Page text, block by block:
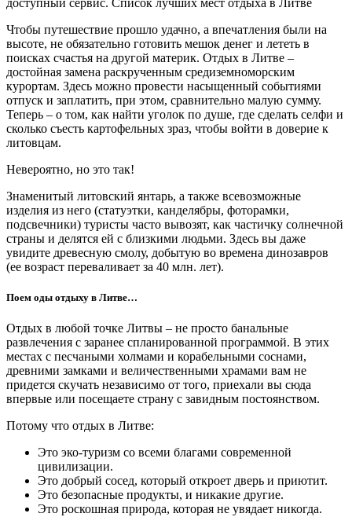
Чтобы путешествие прошло удачно, а впечатления были на
высоте, не обязательно готовить мешок денег и лететь в
поисках счастья на другой материк. Отдых в Литве –
достойная замена раскрученным средиземноморским
курортам. Здесь можно провести насыщенный событиями
отпуск и заплатить, при этом, сравнительно малую сумму.
Теперь – о том, как найти уголок по душе, где сделать селфи и
сколько съесть картофельных зраз, чтобы войти в доверие к
литовцам.
Невероятно, но это так!
Знаменитый литовский янтарь, а также всевозможные
изделия из него (статуэтки, канделябры, фоторамки,
подсвечники) туристы часто вывозят, как частичку солнечной
страны и делятся ей с близкими людьми. Здесь вы даже
увидите древесную смолу, добытую во времена динозавров
(ее возраст переваливает за 40 млн. лет).
Поем оды отдыху в Литве…
Отдых в любой точке Литвы – не просто банальные
развлечения с заранее спланированной программой. В этих
местах с песчаными холмами и корабельными соснами,
древними замками и величественными храмами вам не
придется скучать независимо от того, приехали вы сюда
впервые или посещаете страну с завидным постоянством.
Потому что отдых в Литве:
Это эко-туризм со всеми благами современной
цивилизации.
Это добрый сосед, который откроет дверь и приютит.
Это безопасные продукты, и никакие другие.
Это роскошная природа, которая не увядает никогда.